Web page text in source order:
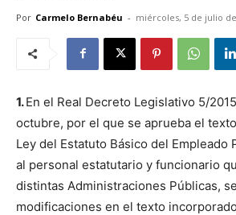
Por Carmelo Bernabéu - miércoles, 5 de julio
1.En el Real Decreto Legislativo 5/
octubre, por el que se aprueba el
Ley del Estatuto Básico del Empleado
al personal estatutario y funcionario
distintas Administraciones Públicas,
modificaciones en el texto